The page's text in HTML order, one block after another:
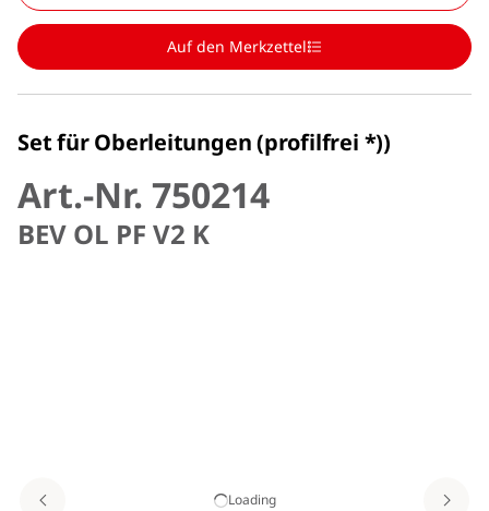
Auf den Merkzettel
Set für Oberleitungen (profilfrei *))
Art.-Nr. 750214
BEV OL PF V2 K
Loading